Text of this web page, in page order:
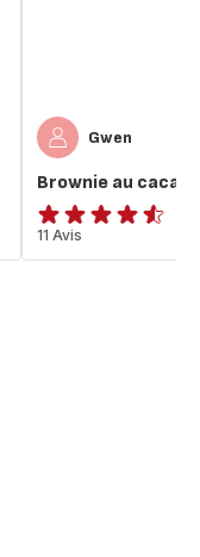
Gwen
Brownie au cacao
ratings.4.5
11 Avis